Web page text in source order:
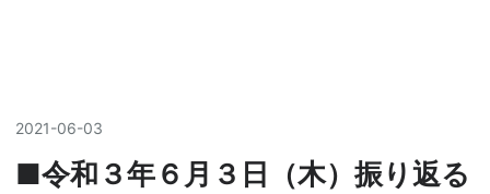
2021-06-03
■令和３年６月３日（木）振り返る